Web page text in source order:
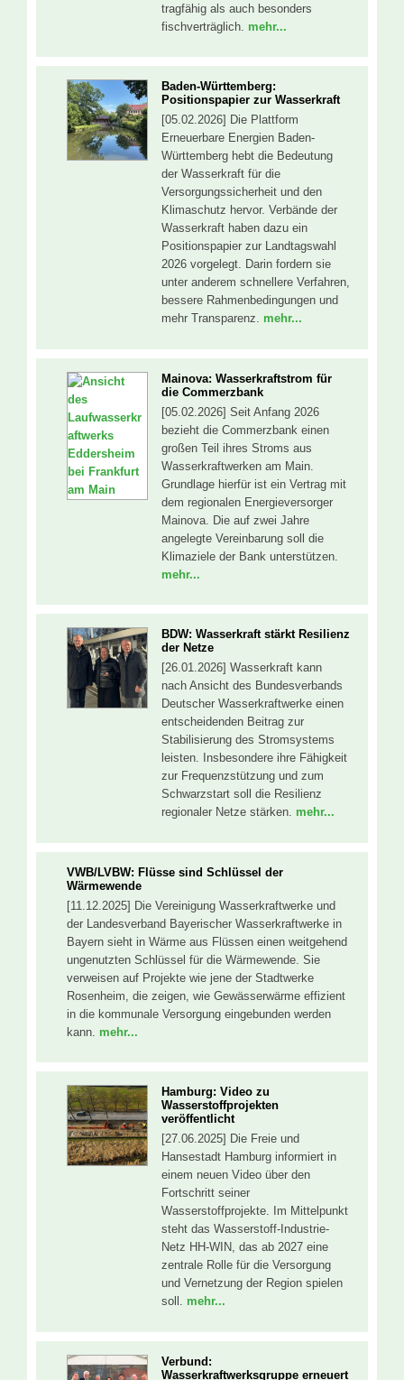
tragfähig als auch besonders
fischverträglich. mehr...
Baden-Württemberg:
Positionspapier zur Wasserkraft
[05.02.2026] Die Plattform
Erneuerbare Energien Baden-
Württemberg hebt die Bedeutung
der Wasserkraft für die
Versorgungssicherheit und den
Klimaschutz hervor. Verbände der
Wasserkraft haben dazu ein
Positionspapier zur Landtagswahl
2026 vorgelegt. Darin fordern sie
unter anderem schnellere Verfahren,
bessere Rahmenbedingungen und
mehr Transparenz. mehr...
Mainova: Wasserkraftstrom für
die Commerzbank
[05.02.2026] Seit Anfang 2026
bezieht die Commerzbank einen
großen Teil ihres Stroms aus
Wasserkraftwerken am Main.
Grundlage hierfür ist ein Vertrag mit
dem regionalen Energieversorger
Mainova. Die auf zwei Jahre
angelegte Vereinbarung soll die
Klimaziele der Bank unterstützen.
mehr...
BDW: Wasserkraft stärkt Resilienz
der Netze
[26.01.2026] Wasserkraft kann
nach Ansicht des Bundesverbands
Deutscher Wasserkraftwerke einen
entscheidenden Beitrag zur
Stabilisierung des Stromsystems
leisten. Insbesondere ihre Fähigkeit
zur Frequenzstützung und zum
Schwarzstart soll die Resilienz
regionaler Netze stärken. mehr...
VWB/LVBW: Flüsse sind Schlüssel der
Wärmewende
[11.12.2025] Die Vereinigung Wasserkraftwerke und
der Landesverband Bayerischer Wasserkraftwerke in
Bayern sieht in Wärme aus Flüssen einen weitgehend
ungenutzten Schlüssel für die Wärmewende. Sie
verweisen auf Projekte wie jene der Stadtwerke
Rosenheim, die zeigen, wie Gewässerwärme effizient
in die kommunale Versorgung eingebunden werden
kann. mehr...
Hamburg: Video zu
Wasserstoffprojekten
veröffentlicht
[27.06.2025] Die Freie und
Hansestadt Hamburg informiert in
einem neuen Video über den
Fortschritt seiner
Wasserstoffprojekte. Im Mittelpunkt
steht das Wasserstoff-Industrie-
Netz HH-WIN, das ab 2027 eine
zentrale Rolle für die Versorgung
und Vernetzung der Region spielen
soll. mehr...
Verbund:
Wasserkraftwerksgruppe erneuert